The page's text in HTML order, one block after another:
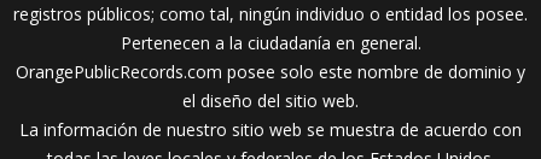
registros públicos; como tal, ningún individuo o entidad los posee.
Pertenecen a la ciudadanía en general.
OrangePublicRecords.com posee solo este nombre de dominio y
el diseño del sitio web.
La información de nuestro sitio web se muestra de acuerdo con